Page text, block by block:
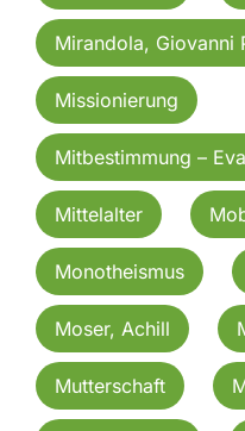
Mirandola, Giovanni
Missionierung
Mitbestimmung –
Mittelalter
Monotheismus
Moser, Achill
Mutterschaft